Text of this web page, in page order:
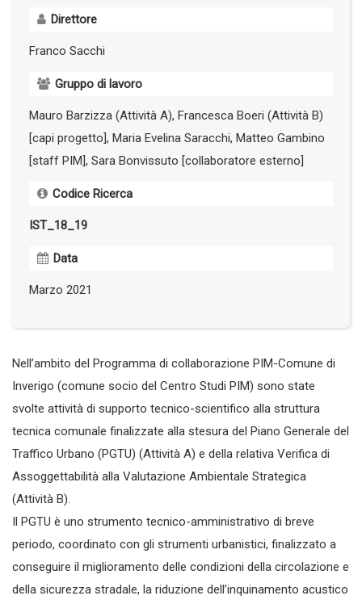
Direttore
Franco Sacchi
Gruppo di lavoro
Mauro Barzizza (Attività A), Francesca Boeri (Attività B)
[capi progetto], Maria Evelina Saracchi, Matteo Gambino
[staff PIM], Sara Bonvissuto [collaboratore esterno]
Codice Ricerca
IST_18_19
Data
Marzo 2021
Nell’ambito del Programma di collaborazione PIM-Comune di
Inverigo (comune socio del Centro Studi PIM) sono state
svolte attività di supporto tecnico-scientifico alla struttura
tecnica comunale finalizzate alla stesura del Piano Generale del
Traffico Urbano (PGTU) (Attività A) e della relativa Verifica di
Assoggettabilità alla Valutazione Ambientale Strategica
(Attività B).
Il PGTU è uno strumento tecnico-amministrativo di breve
periodo, coordinato con gli strumenti urbanistici, finalizzato a
conseguire il miglioramento delle condizioni della circolazione e
della sicurezza stradale, la riduzione dell’inquinamento acustico